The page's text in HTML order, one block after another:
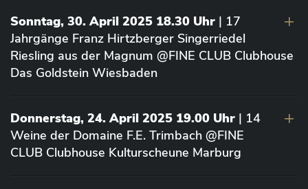
Sonntag, 30. April 2025 18.30 Uhr | 17
Jahrgänge Franz Hirtzberger Singerriedel
Riesling aus der Magnum @FINE CLUB Clubhouse
Das Goldstein Wiesbaden
Donnerstag, 24. April 2025 19.00 Uhr | 14
Weine der Domaine F.E. Trimbach @FINE
CLUB Clubhouse Kulturscheune Marburg